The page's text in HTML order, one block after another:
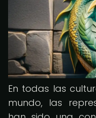
En todas las
mundo, las